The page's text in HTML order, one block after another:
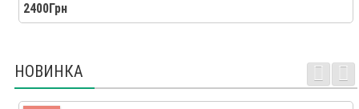
2400Грн
НОВИНКА